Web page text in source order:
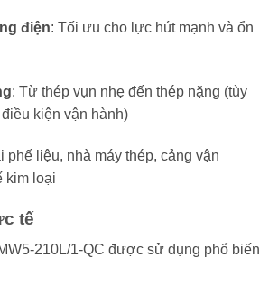
điện: Tối ưu cho lực hút mạnh và ổn
: Từ thép vụn nhẹ đến thép nặng (tùy
kiện vận hành)
phế liệu, nhà máy thép, cảng vận
kim loại
tế
210L/1-QC được sử dụng phổ biến